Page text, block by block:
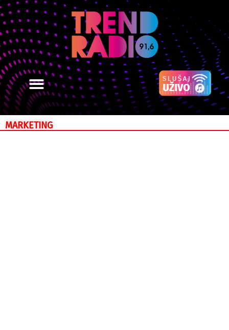
MARKETING